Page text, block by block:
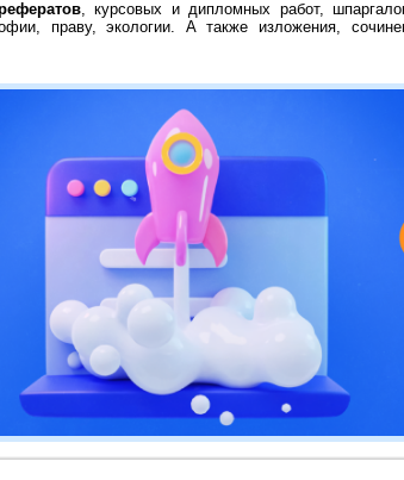
, курсовых и дипломных работ,
праву, экологии. А также изложения,